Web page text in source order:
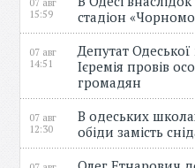
07 авг
15:59
стадіон
07 авг
14:51
Депутат
Ієремія провів
громадян
07 авг
12:30
В одеських
обіди замість